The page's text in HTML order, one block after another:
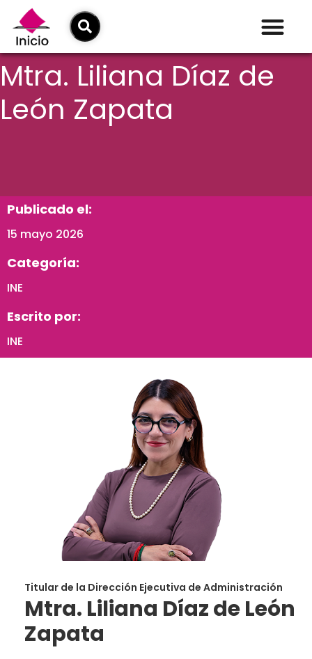
Mtra. Liliana Díaz de
León Zapata
Publicado el:
15 mayo 2026
Categoría:
INE
Escrito por:
INE
Titular de la Dirección Ejecutiva de Administración
Mtra. Liliana Díaz de León
Zapata